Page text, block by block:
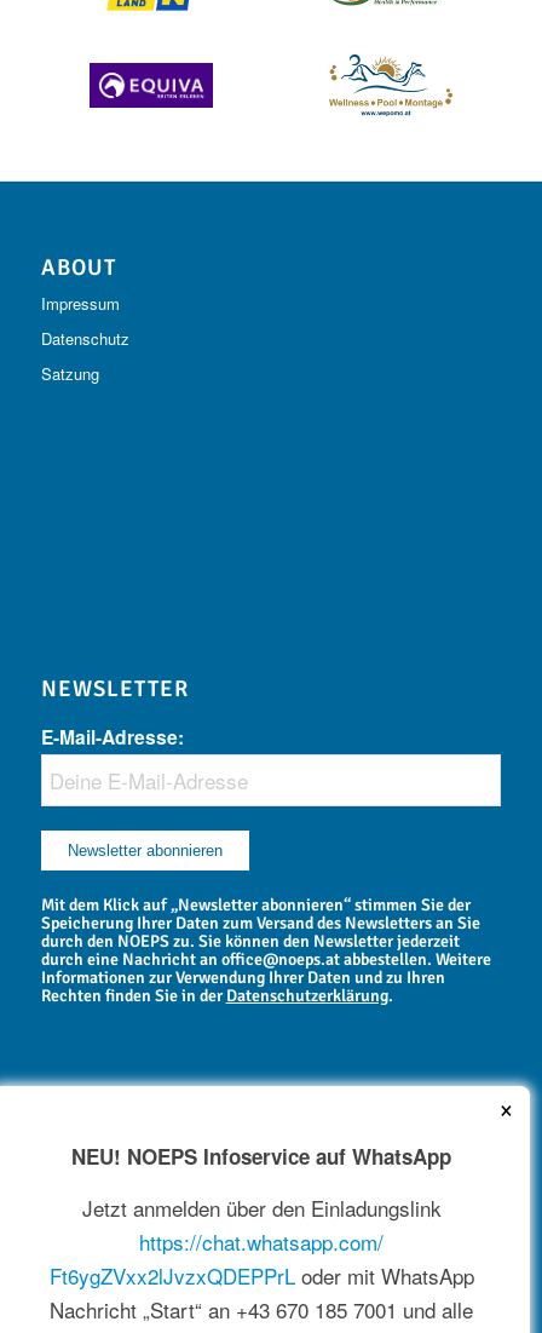
ABOUT
Impressum
Datenschutz
Satzung
NEWSLETTER
E-Mail-Adresse:
Mit dem Klick auf „Newsletter abonnieren“ stimmen Sie der
Speicherung Ihrer Daten zum Versand des Newsletters an Sie
durch den NOEPS zu. Sie können den Newsletter jederzeit
durch eine Nachricht an office@noeps.at abbestellen. Weitere
Informationen zur Verwendung Ihrer Daten und zu Ihren
Rechten finden Sie in derDatenschutzerklärung.
NEWSARCHIV
×
NEU! NOEPS Infoservice auf WhatsApp
Jetzt anmelden über den Einladungslink
https://chat.whatsapp.com/
Ft6ygZVxx2lJvzxQDEPPrLoder mit WhatsApp
Nachricht „Start“ an +43 670 185 7001 und alle